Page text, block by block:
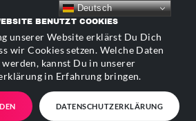
BENUTZT COOKIES
unserer Website erklärst Du Dich
wir Cookies setzen. Welche Daten
kannst Du in unserer
in Erfahrung bringen.
DATENSCHUTZERKLÄRUNG
Deutsch